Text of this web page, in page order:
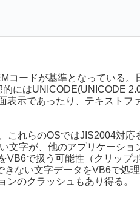
コードが基準となっている。
にはUNICODE(UNICODE
示であったり、テキストフ
これらのOSではJIS2004対応
文字が、他のアプリケーショ
VB6で扱う可能性（クリップ
ない文字データをVB6で処
のクラッシュもあり得る。